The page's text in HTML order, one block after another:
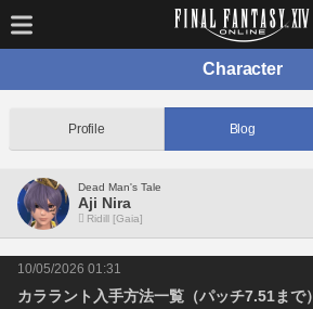
Character
Profile Blog
Dead Man's Tale
Aji Nira
Ridill [Gaia]
10/05/2026 01:31
カララント入手方法一覧（パッチ7.51まで）